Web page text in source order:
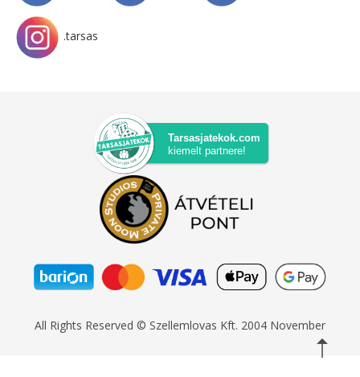
.tarsas
Tarsasjatekok.com
kiemelt partnere!
All Rights Reserved © Szellemlovas Kft. 2004 November